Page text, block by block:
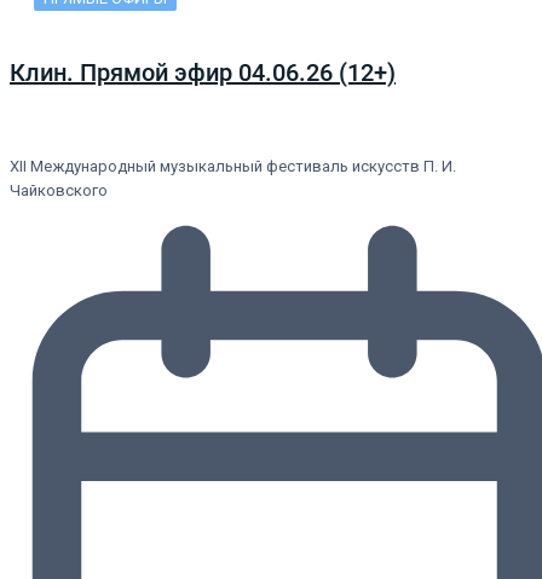
Клин. Прямой эфир 04.06.26 (12+)
XII Международный музыкальный фестиваль искусств П. И.
Чайковского